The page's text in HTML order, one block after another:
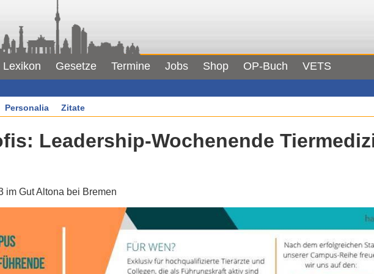
Lexikon Gesetze Termine Jobs Shop OP-Buch VETS
Personalia Zitate
Leadership-Wochenende
im Gut Altona bei Bremen